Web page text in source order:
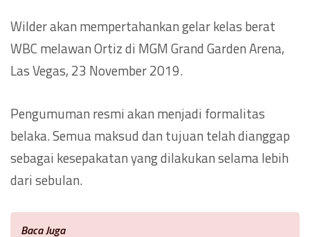
Wilder akan mempertahankan gelar kelas berat
WBC melawan Ortiz di MGM Grand Garden Arena,
Las Vegas, 23 November 2019.
Pengumuman resmi akan menjadi formalitas
belaka. Semua maksud dan tujuan telah dianggap
sebagai kesepakatan yang dilakukan selama lebih
dari sebulan.
Baca Juga